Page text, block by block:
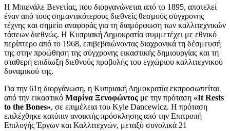
Η Μπιενάλε Βενετίας, που διοργανώνεται από το 1895, αποτελεί
έναν από τους σημαντικότερους διεθνείς θεσμούς σύγχρονης
τέχνης και σημείο αναφοράς για τη διαμόρφωση των καλλιτεχνικών
τάσεων διεθνώς. Η Κυπριακή Δημοκρατία συμμετέχει με εθνικό
περίπτερο από το 1968, επιβεβαιώνοντας διαχρονικά τη δέσμευσή
της στην προώθηση της σύγχρονης εικαστικής δημιουργίας και τη
σταθερή επιδίωξη διεθνούς προβολής του εγχώριου καλλιτεχνικού
δυναμικού της.
Για την 61η διοργάνωση, η Κυπριακή Δημοκρατία εκπροσωπείται
από την εικαστικό Μαρίνα Ξενοφώντος με την πρόταση «It Rests
to the Bones», σε επιμέλεια του Kyle Dancewicz. Η πρόταση
επιλέχθηκε κατόπιν ανοικτής πρόσκλησης από την Επιτροπή
Επιλογής Έργων και Καλλιτεχνών, μεταξύ συνολικά 21